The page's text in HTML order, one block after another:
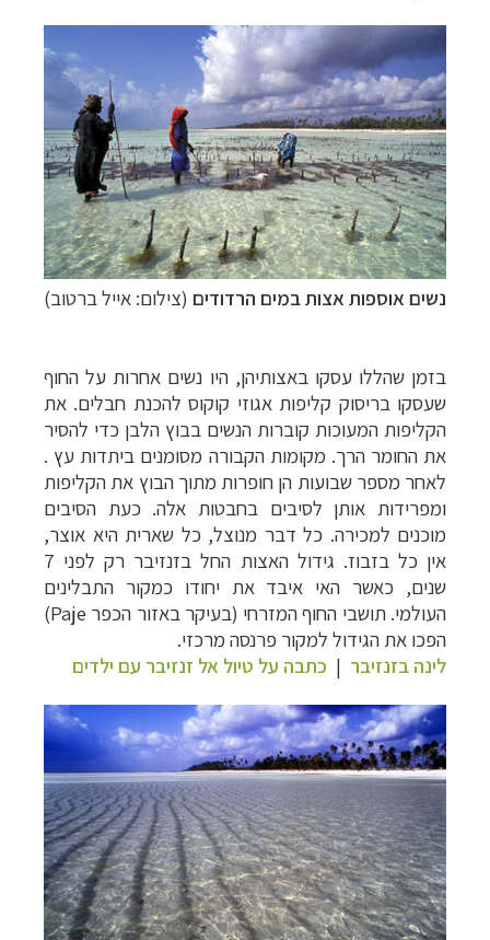
נשים אוספות אצות במים הרדודים (צילום: אייל ברטוב)
בזמן שהללו עסקו באצותיהן, היו נשים אחרות על החוף
שעסקו בריסוק קליפות אגוזי קוקוס להכנת חבלים. את
הקליפות המעוכות קוברות הנשים בבוץ הלבן כדי להסיר
את החומר הרך. מקומות הקבורה מסומנים ביתדות עץ .
לאחר מספר שבועות הן חופרות מתוך הבוץ את הקליפות
ומפרידות אותן לסיבים בחבטות אלה. כעת הסיבים
מוכנים למכירה. כל דבר מנוצל, כל שארית היא אוצר,
אין כל בזבוז.
גידול האצות החל בזנזיבר רק לפני 7
שנים, כאשר האי איבד את יחודו כמקור התבלינים
העולמי. תושבי החוף המזרחי (בעיקר באזור הכפר Paje
)
הפכו את הגידול למקור פרנסה מרכזי.
לינה בזנזיבר | כתבה על טיול אל זנזיבר עם ילדים